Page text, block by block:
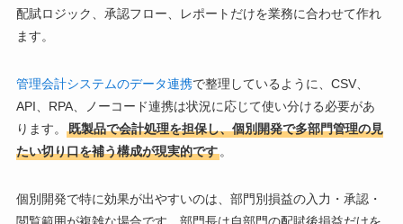
配賦ロジック、承認フロー、レポートだけを業務に合わせて作れ
ます。
管理会計システムのデータ連携で整理しているように、CSV、
API、RPA、ノーコード連携は状況に応じて使い分ける必要があ
ります。
既製品で会計処理を担保し、個別開発で多部門管理の見
たい切り口を補う構成が現実的です。
個別開発で特に効果が出やすいのは、部門別損益の入力・承認・